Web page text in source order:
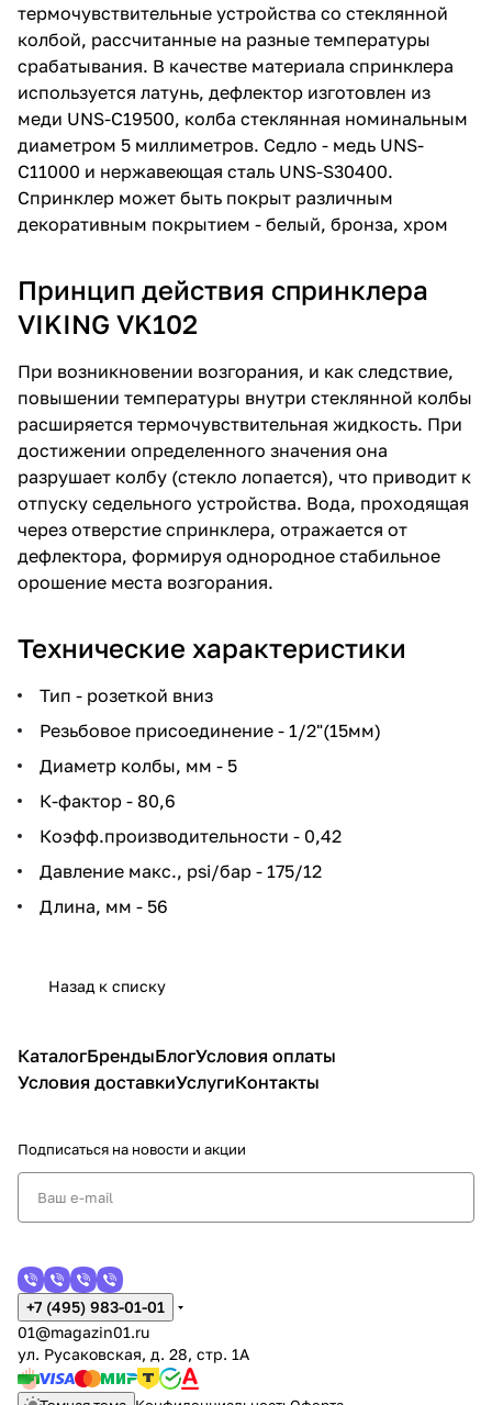
термочувствительные устройства со стеклянной
колбой, рассчитанные на разные температуры
срабатывания. В качестве материала спринклера
используется латунь, дефлектор изготовлен из
меди UNS-C19500, колба стеклянная номинальным
диаметром 5 миллиметров. Седло - медь UNS-
C11000 и нержавеющая сталь UNS-S30400.
Спринклер может быть покрыт различным
декоративным покрытием - белый, бронза, хром
Принцип действия спринклера
VIKING VK102
При возникновении возгорания, и как следствие,
повышении температуры внутри стеклянной колбы
расширяется термочувствительная жидкость. При
достижении определенного значения она
разрушает колбу (стекло лопается), что приводит к
отпуску седельного устройства. Вода, проходящая
через отверстие спринклера, отражается от
дефлектора, формируя однородное стабильное
орошение места возгорания.
Технические характеристики
Тип - розеткой вниз
Резьбовое присоединение - 1/2"(15мм)
Диаметр колбы, мм - 5
К-фактор - 80,6
Коэфф.производительности - 0,42
Давление макс., psi/бар - 175/12
Длина, мм - 56
Назад к списку
КаталогБрендыБлогУсловия оплаты
Условия доставкиУслугиКонтакты
Подписаться на новости и акции
+7 (495) 983-01-01
01@magazin01.ru
ул. Русаковская, д. 28, стр. 1А